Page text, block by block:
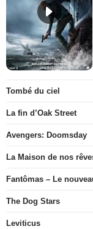
Tombé du ciel
La fin d’Oak Street
Avengers: Doomsday
La Maison de nos
Fantômas – Le
The Dog Stars
Leviticus